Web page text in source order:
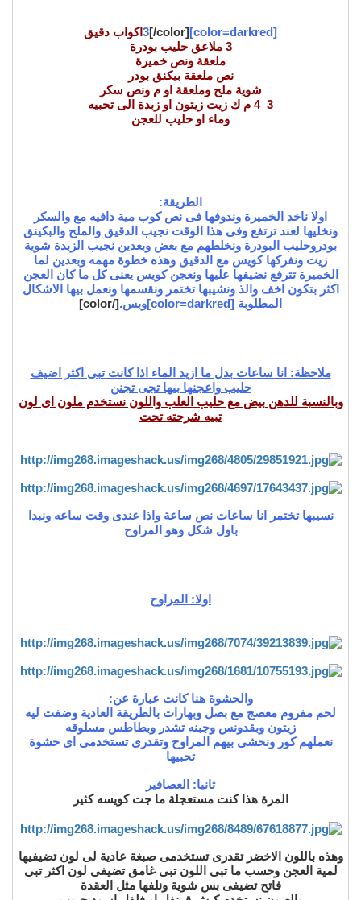
[color=darkred]
3[/color] اكواب دقيق
3 ملاعق حليب بودرة
ملعقة ونص خميرة
نص ملعقة بيكنق بودر
شوية ملح وملعقة او م ونص سكر
3_4 م ك زيت زيتون او زبدة الى تحبيه
وماء او حليب للعجن
الطريقة:
اولا ناخد الخميرة وندوفها فى نص كوب مية دافيه مع والسكر
ونخليها لعند ترتفع وفى هذا الوقت نجيب الدقيق والملح والبكينق
بودروحليب البودرة ونخلطهم مع بعض وبعدين نجيب الزبدة شوية
زيت ونفركها كويس مع الدقيق وهذه خطوة مهمه وبعدين لما
الخميرة تترفع نضيفها عليها ونعجن كويس يعنى كل ما كان العجن
اكثر بتكون اخف والذ ونشيبها تختمر ونقسمها ونعمل بيها الاشكال
المطلوبة [color=darkred]وبس. [/color]
ملاحظة: انا ساعات بدل ما ازيد الماء اذا كانت تبى اكثر اضيف
حليب واعجنها بيها تجى تجنن
وبالنسبة للدهن بيض مع حليب العلب واللون نستخدم ملون اى لون
تبيه شرحته تحت
نسيبها تختمر انا ساعات نص ساعة واذا عندى وقت ساعه ونبدا
باول شكل وهو المراوح
اولا: المراوح
والحشوة هنا كانت عبارة عن:
لحم مفروم معصج مع بصل وبهارات بالطريقة العادية وضفت ليه
زيتون وبقدونس وجبنه تشدر وبطاطس مسلوقه
نعملهم كور ونحشى بيهم المراوح وتقدرى تستخدمى اى حشوة
تحبيها
ثانيا: العصافير
المرة هذا كنت مستعجلة ما جت كويسه كثير
وهذه باللون الاخضر تقدرى تستخدمى صبغة عادية لى لون تضيفيها
لمية العجن وحسب ما تبى اللون تبى غامق تضيفى لون اكثر تبى
فاتح تضيفى بس شوية ونلفها مثل العقدة